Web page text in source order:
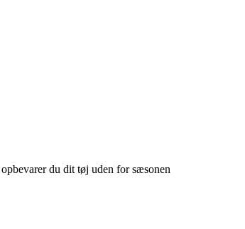
du dit tøj uden for sæsonen